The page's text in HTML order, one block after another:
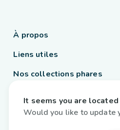
À propos
Liens utiles
Nos collections phares
Belgique Français
It seems you are located
Would you like to update